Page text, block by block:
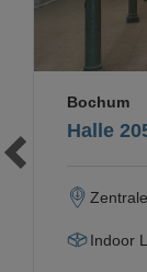
Bochum
Indoor